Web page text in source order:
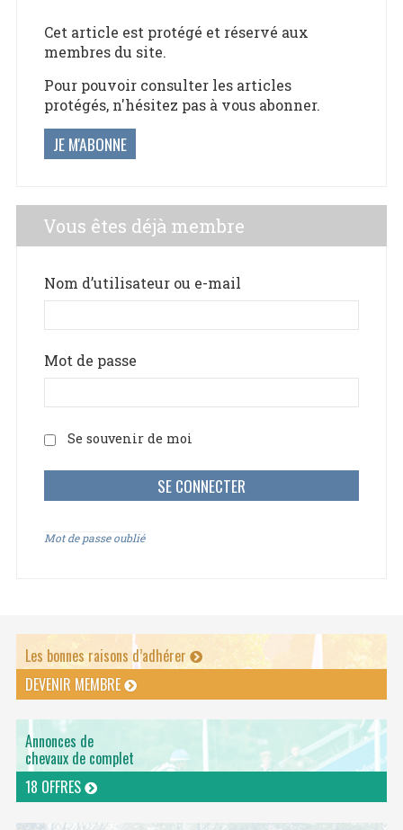
Cet article est protégé et réservé aux
membres du site.
Pour pouvoir consulter les articles
protégés, n'hésitez pas à vous abonner.
JE M'ABONNE
Vous êtes déjà membre
Nom d’utilisateur ou e-mail
Mot de passe
Se souvenir de moi
Mot de passe oublié
Les bonnes raisons d’adhérer
DEVENIR MEMBRE
Annonces de
chevaux de complet
18 OFFRES